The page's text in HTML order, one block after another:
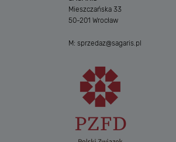
Mieszczańska 33
50-201 Wrocław
M: sprzedaz@sagaris.pl